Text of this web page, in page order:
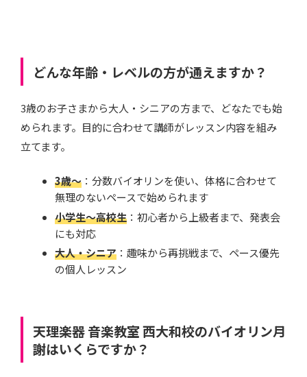
どんな年齢・レベルの方が通えますか？
3歳のお子さまから大人・シニアの方まで、どなたでも始
められます。目的に合わせて講師がレッスン内容を組み
立てます。
3歳〜：分数バイオリンを使い、体格に合わせて
無理のないペースで始められます
小学生〜高校生：初心者から上級者まで、発表会
にも対応
大人・シニア：趣味から再挑戦まで、ペース優先
の個人レッスン
天理楽器 音楽教室 西大和校のバイオリン月
謝はいくらですか？